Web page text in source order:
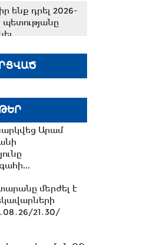
ենք դրել 2026-
պետությանը
Էբոլայի
գրուպ»
Արթուր
կալանավորվել...
գրուպ»
տնօրեն
Արամ
մերժել է
21․30/